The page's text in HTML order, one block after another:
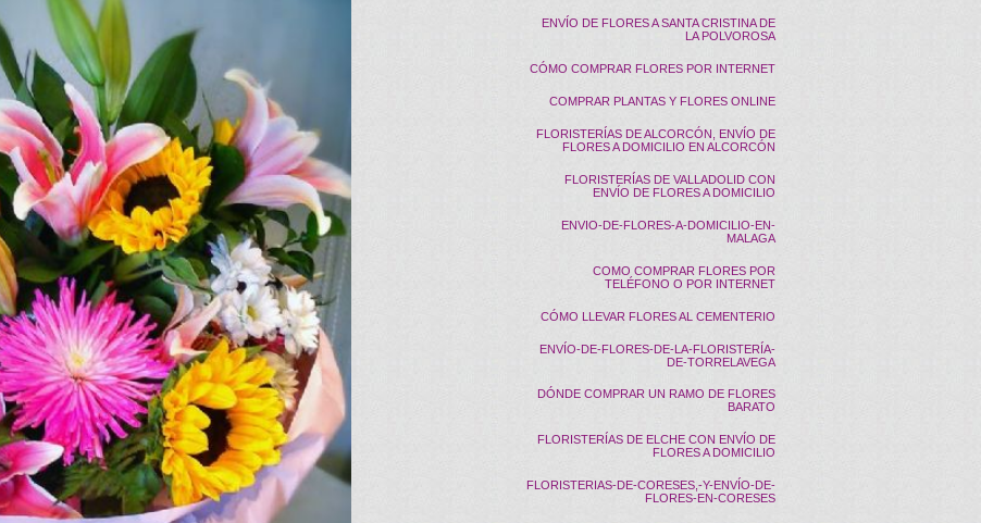
ENVÍO DE FLORES A SANTA CRISTINA DE
LA POLVOROSA
CÓMO COMPRAR FLORES POR INTERNET
COMPRAR PLANTAS Y FLORES ONLINE
FLORISTERÍAS DE ALCORCÓN, ENVÍO DE
FLORES A DOMICILIO EN ALCORCÓN
FLORISTERÍAS DE VALLADOLID CON
ENVÍO DE FLORES A DOMICILIO
ENVIO-DE-FLORES-A-DOMICILIO-EN-
MALAGA
COMO COMPRAR FLORES POR
TELÉFONO O POR INTERNET
CÓMO LLEVAR FLORES AL CEMENTERIO
ENVÍO-DE-FLORES-DE-LA-FLORISTERÍA-
DE-TORRELAVEGA
DÓNDE COMPRAR UN RAMO DE FLORES
BARATO
FLORISTERÍAS DE ELCHE CON ENVÍO DE
FLORES A DOMICILIO
FLORISTERIAS-DE-CORESES,-Y-ENVÍO-DE-
FLORES-EN-CORESES